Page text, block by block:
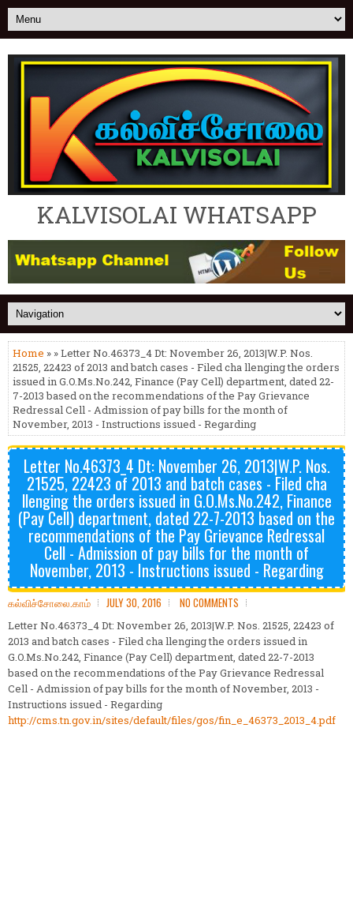
KALVISOLAI WHATSAPP
Home » » Letter No.46373_4 Dt: November 26, 2013|W.P. Nos.
21525, 22423 of 2013 and batch cases - Filed cha llenging the orders
issued in G.O.Ms.No.242, Finance (Pay Cell) department, dated 22-
7-2013 based on the recommendations of the Pay Grievance
Redressal Cell - Admission of pay bills for the month of
November, 2013 - Instructions issued - Regarding
Letter No.46373_4 Dt: November 26, 2013|W.P. Nos.
21525, 22423 of 2013 and batch cases - Filed cha
llenging the orders issued in G.O.Ms.No.242, Finance
(Pay Cell) department, dated 22-7-2013 based on the
recommendations of the Pay Grievance Redressal
Cell - Admission of pay bills for the month of
November, 2013 - Instructions issued - Regarding
கல்விச்சோலை.காம் JULY 30, 2016 NO COMMENTS
Letter No.46373_4 Dt: November 26, 2013|W.P. Nos. 21525, 22423 of
2013 and batch cases - Filed cha llenging the orders issued in
G.O.Ms.No.242, Finance (Pay Cell) department, dated 22-7-2013
based on the recommendations of the Pay Grievance Redressal
Cell - Admission of pay bills for the month of November, 2013 -
Instructions issued - Regarding
http://cms.tn.gov.in/sites/default/files/gos/fin_e_46373_2013_4.pdf